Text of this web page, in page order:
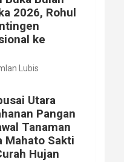
2026, Rohul
ke
Lubis
Utara
Pangan
Tanaman
Mahato Sakti
Hujan